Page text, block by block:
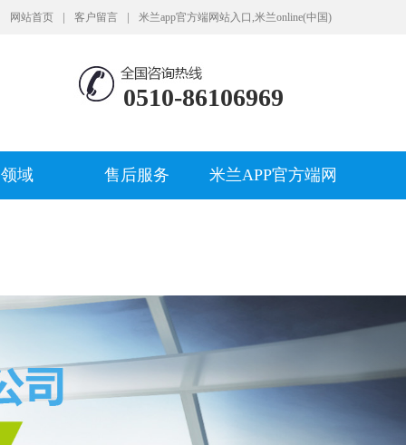
网站首页 | 客户留言 | 米兰app官方端网站入口,米兰online(中国)
0510-86106969
域 售后服务 米兰APP官方端网